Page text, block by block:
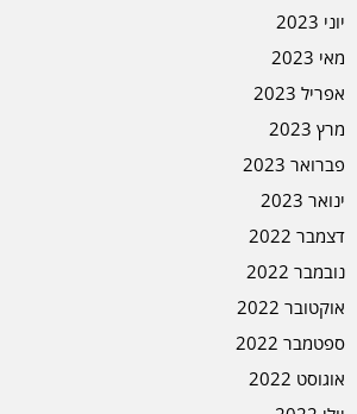
יוני 2023
מאי 2023
אפריל 2023
מרץ 2023
פברואר 2023
ינואר 2023
דצמבר 2022
נובמבר 2022
אוקטובר 2022
ספטמבר 2022
אוגוסט 2022